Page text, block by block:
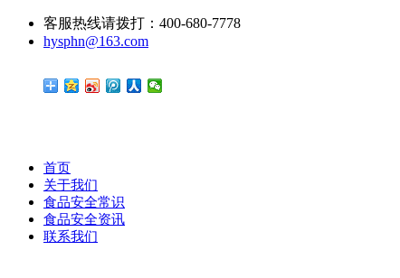
客服热线请拨打：400-680-7778
hysphn@163.com
首页
关于我们
食品安全常识
食品安全资讯
联系我们